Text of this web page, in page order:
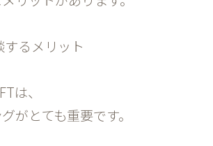
るメリット
は、
がとても重要です。